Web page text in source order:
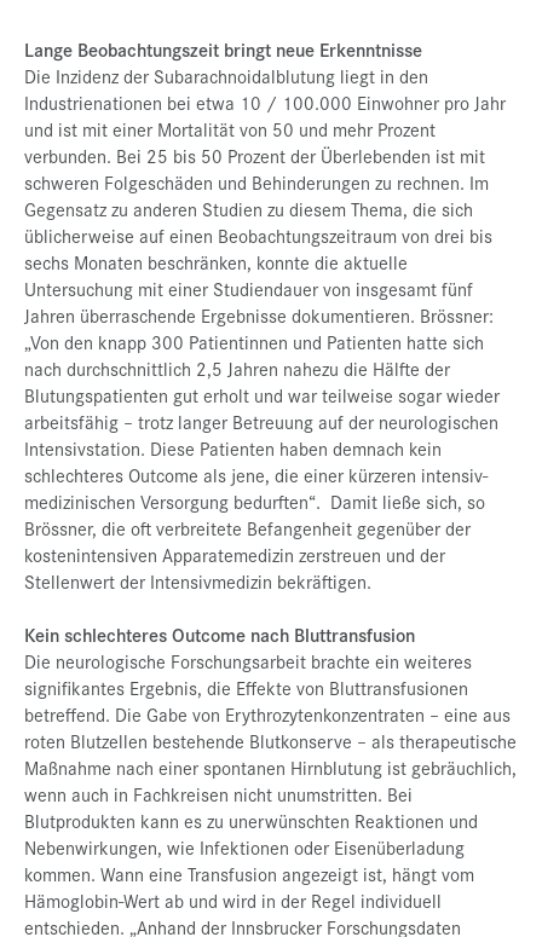
Lange Beobachtungszeit bringt neue Erkenntnisse
Die Inzidenz der Subarachnoidalblutung liegt in den
Industrienationen bei etwa 10 / 100.000 Einwohner pro Jahr
und ist mit einer Mortalität von 50 und mehr Prozent
verbunden. Bei 25 bis 50 Prozent der Überlebenden ist mit
schweren Folgeschäden und Behinderungen zu rechnen. Im
Gegensatz zu anderen Studien zu diesem Thema, die sich
üblicherweise auf einen Beobachtungszeitraum von drei bis
sechs Monaten beschränken, konnte die aktuelle
Untersuchung mit einer Studiendauer von insgesamt fünf
Jahren überraschende Ergebnisse dokumentieren. Brössner:
„Von den knapp 300 Patientinnen und Patienten hatte sich
nach durchschnittlich 2,5 Jahren nahezu die Hälfte der
Blutungspatienten gut erholt und war teilweise sogar wieder
arbeitsfähig – trotz langer Betreuung auf der neurologischen
Intensivstation. Diese Patienten haben demnach kein
schlechteres Outcome als jene, die einer kürzeren intensiv-
medizinischen Versorgung bedurften“. Damit ließe sich, so
Brössner, die oft verbreitete Befangenheit gegenüber der
kostenintensiven Apparatemedizin zerstreuen und der
Stellenwert der Intensivmedizin bekräftigen.
Kein schlechteres Outcome nach Bluttransfusion
Die neurologische Forschungsarbeit brachte ein weiteres
signifikantes Ergebnis, die Effekte von Bluttransfusionen
betreffend. Die Gabe von Erythrozytenkonzentraten – eine aus
roten Blutzellen bestehende Blutkonserve – als therapeutische
Maßnahme nach einer spontanen Hirnblutung ist gebräuchlich,
wenn auch in Fachkreisen nicht unumstritten. Bei
Blutprodukten kann es zu unerwünschten Reaktionen und
Nebenwirkungen, wie Infektionen oder Eisenüberladung
kommen. Wann eine Transfusion angezeigt ist, hängt vom
Hämoglobin-Wert ab und wird in der Regel individuell
entschieden. „Anhand der Innsbrucker Forschungsdaten